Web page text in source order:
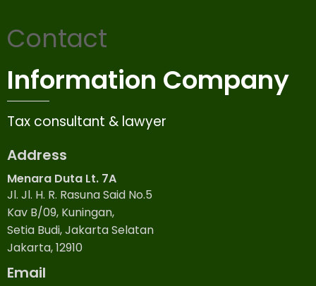
Contact
Information Company
Tax consultant & lawyer
Address
Menara Duta Lt. 7A
Jl. Jl. H. R. Rasuna Said No.5
Kav B/09, Kuningan,
Setia Budi, Jakarta Selatan
Jakarta, 12910
Email